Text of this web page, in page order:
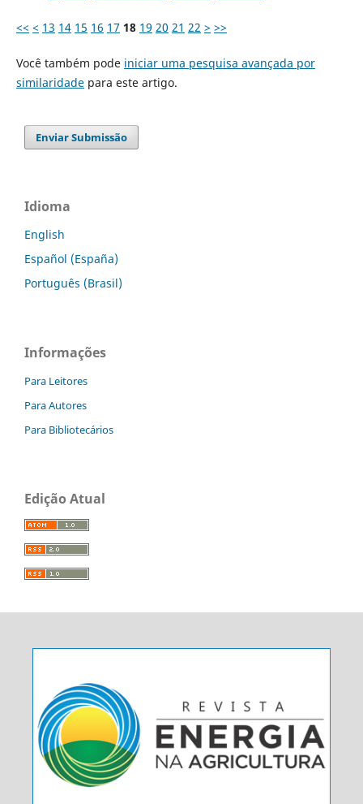
<< < 13 14 15 16 17 18 19 20 21 22 > >>
Você também pode iniciar uma pesquisa avançada por
similaridadepara este artigo.
Enviar Submissão
Idioma
English
Español (España)
Português (Brasil)
Informações
Para Leitores
Para Autores
Para Bibliotecários
Edição Atual